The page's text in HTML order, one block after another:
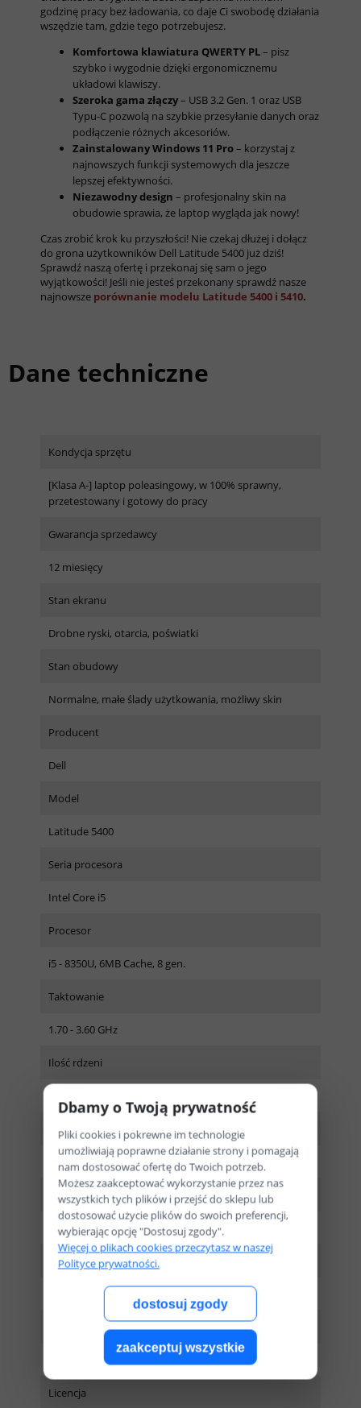
godzinę pracy bez ładowania, co daje Ci swobodę działania
wszędzie tam, gdzie tego potrzebujesz.
Komfortowa klawiatura QWERTY PL– pisz
szybko i wygodnie dzięki ergonomicznemu
układowi klawiszy.
Szeroka gama złączy– USB 3.2 Gen. 1 oraz USB
Typu-C pozwolą na szybkie przesyłanie danych oraz
podłączenie różnych akcesoriów.
Zainstalowany Windows 11 Pro– korzystaj z
najnowszych funkcji systemowych dla jeszcze
lepszej efektywności.
Niezawodny design – profesjonalny skin na
obudowie sprawia, że laptop wygląda jak nowy!
Czas zrobić krok ku przyszłości! Nie czekaj dłużej i dołącz
do grona użytkowników Dell Latitude 5400 już dziś!
Sprawdź naszą ofertę i przekonaj się sam o jego
wyjątkowości! Jeśli nie jesteś przekonany sprawdź nasze
najnowsze porównanie modelu Latitude 5400 i 5410.
Dane techniczne
Kondycja sprzętu
[Klasa A-] laptop poleasingowy, w 100% sprawny,
przetestowany i gotowy do pracy
Gwarancja sprzedawcy
12 miesięcy
Stan ekranu
Drobne ryski, otarcia, poświatki
Stan obudowy
Normalne, małe ślady użytkowania, możliwy skin
Producent
Dell
Model
Latitude 5400
Seria procesora
Intel Core i5
Procesor
i5 - 8350U, 6MB Cache, 8 gen.
Taktowanie
1.70 - 3.60 GHz
Ilość rdzeni
Ilość pamięci RAM
8GB
Typ pamięci RAM
DDR4
Dysk
Licencja
Dbamy o Twoją prywatność
Pliki cookies i pokrewne im technologie
umożliwiają poprawne działanie strony i pomagają
nam dostosować ofertę do Twoich potrzeb.
Możesz zaakceptować wykorzystanie przez nas
wszystkich tych plików i przejść do sklepu lub
dostosować użycie plików do swoich preferencji,
wybierając opcję "Dostosuj zgody".
Więcej o plikach cookies przeczytasz w naszej
Polityce prywatności.
dostosuj zgody
zaakceptuj wszystkie